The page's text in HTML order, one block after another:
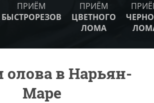
ПРИЁМ
БЫСТРОРЕЗОВ
ПРИЁМ
ЦВЕТНОГО
ЛОМА
в Нарьян-
Маре